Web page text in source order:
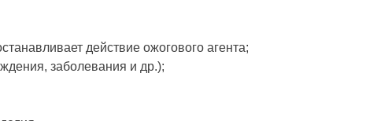
действие ожогового агента;
заболевания и др.);